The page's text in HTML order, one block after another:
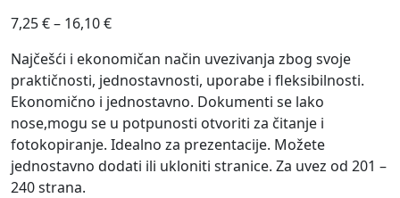
7,25€– 16,10€
Najčešći i ekonomičan način uvezivanja zbog svoje
praktičnosti, jednostavnosti, uporabe i fleksibilnosti.
Ekonomično i jednostavno. Dokumenti se lako
nose,mogu se u potpunosti otvoriti za čitanje i
fotokopiranje. Idealno za prezentacije. Možete
jednostavno dodati ili ukloniti stranice. Za uvez od 201 –
240 strana.